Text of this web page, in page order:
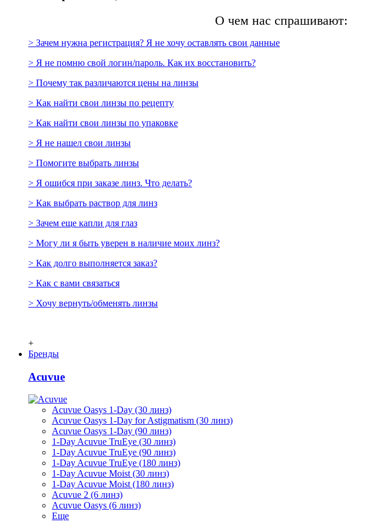
О чем нас спрашивают:
> Зачем нужна регистрация? Я не хочу оставлять свои данные
> Я не помню свой логин/пароль. Как их восстановить?
> Почему так различаются цены на линзы
> Как найти свои линзы по рецепту
> Как найти свои линзы по упаковке
> Я не нашел свои линзы
> Помогите выбрать линзы
> Я ошибся при заказе линз. Что делать?
> Как выбрать раствор для линз
> Зачем еще капли для глаз
> Могу ли я быть уверен в наличие моих линз?
> Как долго выполняется заказ?
> Как с вами связаться
> Хочу вернуть/обменять линзы
+
Бренды
Acuvue
Acuvue Oasys 1-Day (30 линз)
Acuvue Oasys 1-Day for Astigmatism (30 линз)
Acuvue Oasys 1-Day (90 линз)
1-Day Acuvue TruEye (30 линз)
1-Day Acuvue TruEye (90 линз)
1-Day Acuvue TruEye (180 линз)
1-Day Acuvue Moist (30 линз)
1-Day Acuvue Moist (180 линз)
Acuvue 2 (6 линз)
Acuvue Oasys (6 линз)
Еще